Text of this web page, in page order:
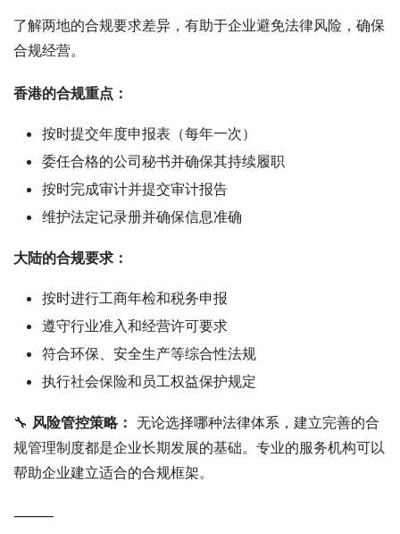
了解两地的合规要求差异，有助于企业避免法律风险，确保
合规经营。
香港的合规重点：
按时提交年度申报表（每年一次）
委任合格的公司秘书并确保其持续履职
按时完成审计并提交审计报告
维护法定记录册并确保信息准确
大陆的合规要求：
按时进行工商年检和税务申报
遵守行业准入和经营许可要求
符合环保、安全生产等综合性法规
执行社会保险和员工权益保护规定
🔧 风险管控策略： 无论选择哪种法律体系，建立完善的合
规管理制度都是企业长期发展的基础。专业的服务机构可以
帮助企业建立适合的合规框架。
⸻